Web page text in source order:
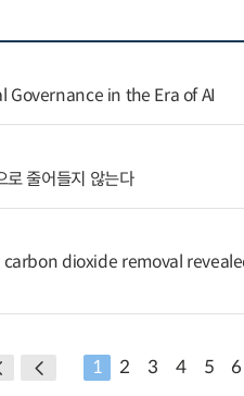
Governance in the Era of AI
로 줄어들지 않는다
dioxide removal
1 2 3 4 5 6